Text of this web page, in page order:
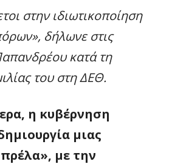
στην ιδιωτικοποίηση
δήλωνε στις
κατά τη
του στη ΔΕΘ.
η κυβέρνηση
μιας
με την